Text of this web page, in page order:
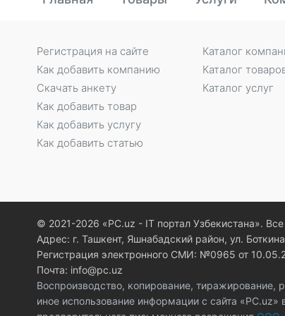
Регистрация на сайте
Как добавить компанию
Скачать анкету
Как добавить товар
Как добавить услугу
Как добавить статью
Каталог
Каталог
Каталог услуг
© 2021-2026 «PC.uz - IT портал Узбекистана».
Адрес: г. Ташкент, Яшнабадский район, ул.
Регистрация электронного СМИ: №0965 от
Почта: info@pc.uz
Воспроизводство, копирование, тиражирование,
иное использование информации с сайта «PC.uz»